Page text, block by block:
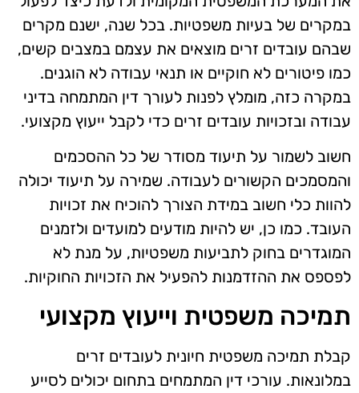
במקרים של בעיות משפטיות. בכל שנה, ישנם מקרים
שבהם עובדים זרים מוצאים את עצמם במצבים קשים,
כמו פיטורים לא חוקיים או תנאי עבודה לא הוגנים.
במקרה כזה, מומלץ לפנות לעורך דין המתמחה בדיני
עבודה ובזכויות עובדים זרים כדי לקבל ייעוץ מקצועי.
חשוב לשמור על תיעוד מסודר של כל ההסכמים
והמסמכים הקשורים לעבודה. שמירה על תיעוד יכולה
להוות כלי חשוב במידת הצורך להוכיח את זכויות
העובד. כמו כן, יש להיות מודעים למועדים ולזמנים
המוגדרים בחוק לתביעות משפטיות, על מנת לא
לפספס את ההזדמנות להפעיל את הזכויות החוקיות.
תמיכה משפטית וייעוץ מקצועי
קבלת תמיכה משפטית חיונית לעובדים זרים
במלונאות. עורכי דין המתמחים בתחום יכולים לסייע